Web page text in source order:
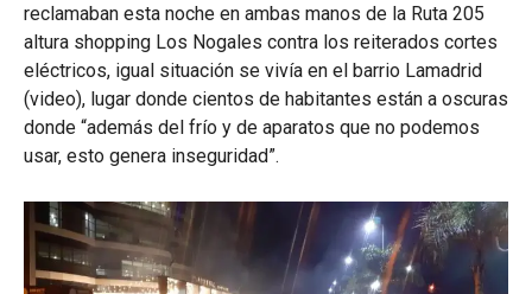
reclamaban esta noche en ambas manos de la Ruta 205
altura shopping Los Nogales contra los reiterados cortes
eléctricos, igual situación se vivía en el barrio Lamadrid
(video), lugar donde cientos de habitantes están a oscuras
donde “además del frío y de aparatos que no podemos
usar, esto genera inseguridad”.